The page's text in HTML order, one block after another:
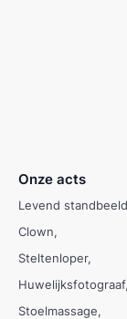
Onze acts
Levend standbeeld
Clown
Steltenloper
Huwelijksfotograaf
Stoelmassage